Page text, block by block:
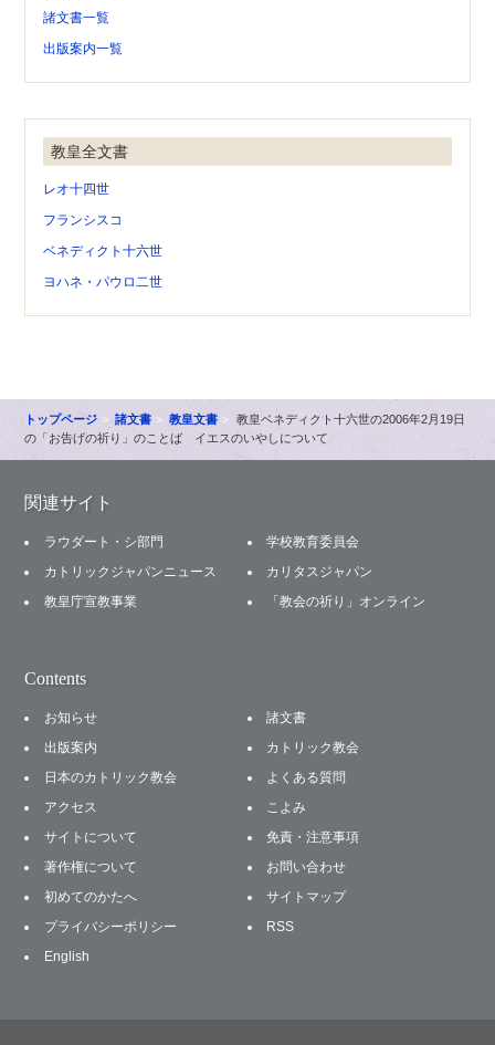
諸文書一覧
出版案内一覧
教皇全文書
レオ十四世
フランシスコ
ベネディクト十六世
ヨハネ・パウロ二世
トップページ 諸文書 教皇文書
教皇ベネディクト十六世の2006年2月19日
の「お告げの祈り」のことば イエスのいやしについて
関連サイト
ラウダート・シ部門
学校教育委員会
カトリックジャパンニュース
カリタスジャパン
教皇庁宣教事業
「教会の祈り」オンライン
Contents
お知らせ
諸文書
出版案内
カトリック教会
日本のカトリック教会
よくある質問
アクセス
こよみ
サイトについて
免責・注意事項
著作権について
お問い合わせ
初めてのかたへ
サイトマップ
プライバシーポリシー
RSS
English